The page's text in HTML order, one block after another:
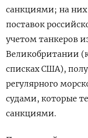
санкциями; на
поставок
учетом танкеров
Великобритании
списках США),
регулярного
судами, которые
санкциями.